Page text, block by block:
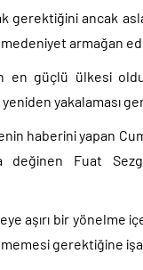
gerektiğini ancak
armağan
en güçlü ülkesi
yeniden yakalaması
haberini yapan
değinen Fuat
aşırı bir yönelme
gerektiğine